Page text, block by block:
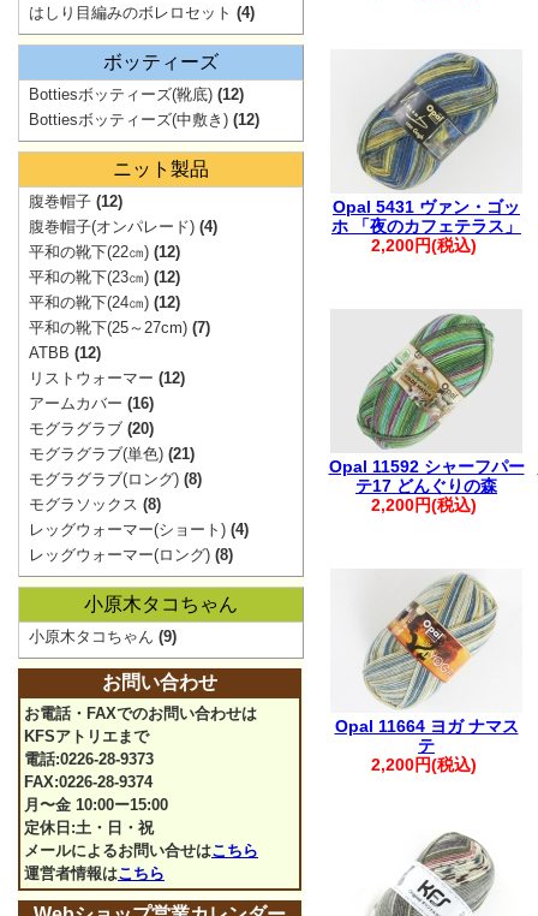
。.。:+* ゜ ゜
Opal 5431 ヴァン・ゴッ
ホ 「夜のカフェテラス」
2,200円(税込)
Opal 11592 シャーフパー
テ17 どんぐりの森
2,200円(税込)
Opal 11664 ヨガ ナマス
テ
2,200円(税込)
はしり目編みのボレロセット (4)
ボッティーズ
Bottiesボッティーズ(靴底) (12)
Bottiesボッティーズ(中敷き) (12)
ニット製品
腹巻帽子 (12)
腹巻帽子(オンパレード) (4)
平和の靴下(22㎝) (12)
平和の靴下(23㎝) (12)
平和の靴下(24㎝) (12)
平和の靴下(25～27cm) (7)
ATBB (12)
リストウォーマー (12)
アームカバー (16)
モグラグラブ (20)
モグラグラブ(単色) (21)
モグラグラブ(ロング) (8)
モグラソックス (8)
レッグウォーマー(ショート) (4)
レッグウォーマー(ロング) (8)
小原木タコちゃん
小原木タコちゃん (9)
お問い合わせ
お電話・FAXでのお問い合わせは
KFSアトリエまで
電話:0226-28-9373
FAX:0226-28-9374
月〜金 10:00ー15:00
定休日:土・日・祝
メールによるお問い合せはこちら
運営者情報はこちら